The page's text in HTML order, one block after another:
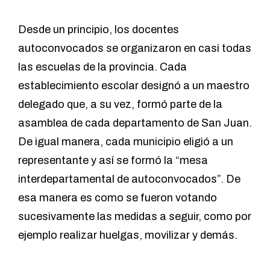
Desde un principio, los docentes
autoconvocados se organizaron en casi todas
las escuelas de la provincia. Cada
establecimiento escolar designó a un maestro
delegado que, a su vez, formó parte de la
asamblea de cada departamento de San Juan.
De igual manera, cada municipio eligió a un
representante y así se formó la “mesa
interdepartamental de autoconvocados”. De
esa manera es como se fueron votando
sucesivamente las medidas a seguir, como por
ejemplo realizar huelgas, movilizar y demás.